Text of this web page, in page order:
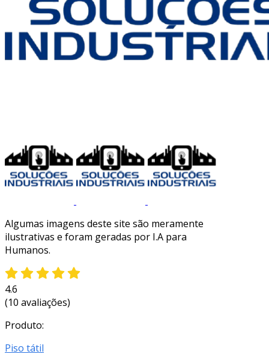
Algumas imagens deste site são meramente
ilustrativas e foram geradas por I.A para
Humanos.
4.6
(10 avaliações)
Produto:
Piso tátil